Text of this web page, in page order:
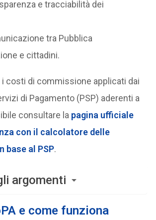
e tracciabilità dei
tra Pubblica
e cittadini.
costi di commissione applicati dai
di Pagamento (PSP) aderenti a
consultare la pagina ufficiale
con il calcolatore delle
base al PSP.
argomenti
e come funziona